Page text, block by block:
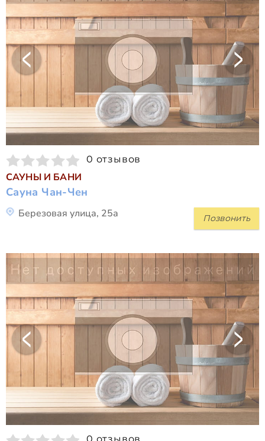
0 отзывов
САУНЫ И БАНИ
Сауна Чан-Чен
Позвонить
Березовая улица, 25а